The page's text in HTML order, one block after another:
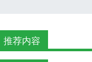
推荐内容